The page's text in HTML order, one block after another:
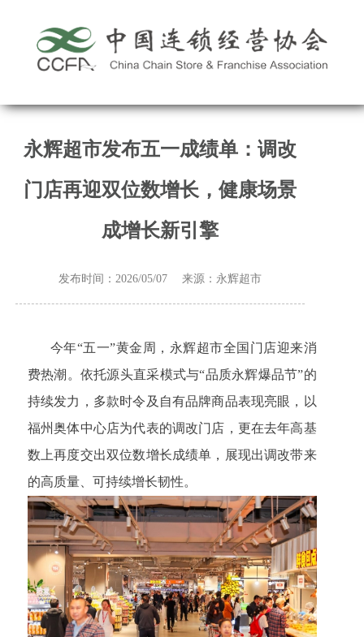
永辉超市发布五一成绩单：调改
门店再迎双位数增长，健康场景
成增长新引擎
发布时间：2026/05/07 来源：永辉超市
今年“五一”黄金周，永辉超市全国门店迎来消
费热潮。依托源头直采模式与“品质永辉爆品节”的
持续发力，多款时令及自有品牌商品表现亮眼，以
福州奥体中心店为代表的调改门店，更在去年高基
数上再度交出双位数增长成绩单，展现出调改带来
的高质量、可持续增长韧性。